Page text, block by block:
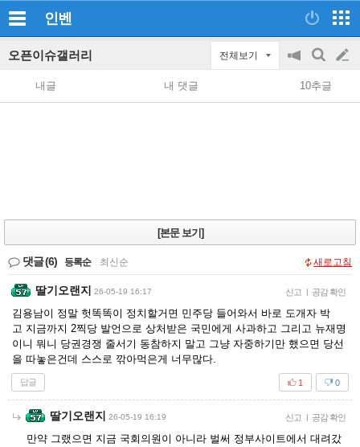
인벤
오픈이슈갤러리 전체보기
공
지
on/off
검
색
글
쓰
내글 내 댓글 10추글
[본문 보기]
댓글(6) 등록순 최신순 새로고침
딸기오랜지 26-05-19 16:17 신고 | 공감 확인
김용남이 정말 헛똑똑이 정치할거면 민주당 들어와서 바로 도개자 박
고 지금까지 2찍당 발언으로 상처받은 국민에게 사과하고 그리고 뉴재명
이니 뭐니 당권경쟁 줄서기 동참하지 말고 그냥 자중하기만 했으면 당선
을 따놓은건데 스스로 깎아먹은게 너무많다.
답글 0
1
딸기오랜지 26-05-19 16:19 신고 | 공감 확인
만약 그랬으면 지금 국회의원이 아니라 벌써 정부사이트에서 대려갔